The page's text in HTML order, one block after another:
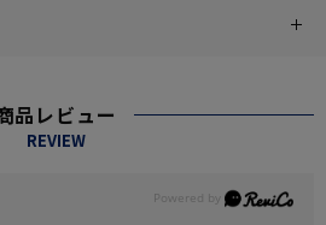
品レビュー
REVIEW